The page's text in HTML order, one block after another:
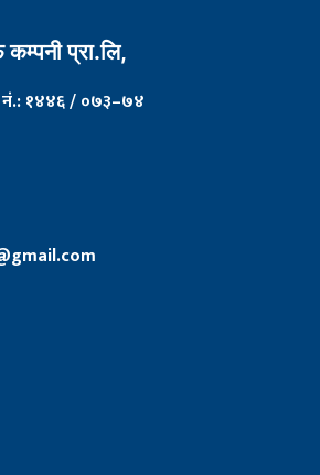
प्रा.लि,
नं.: १४४६ / ०७३–७४